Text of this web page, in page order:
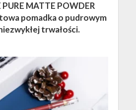
PURE MATTE POWDER
pomadka o pudrowym
trwałości.